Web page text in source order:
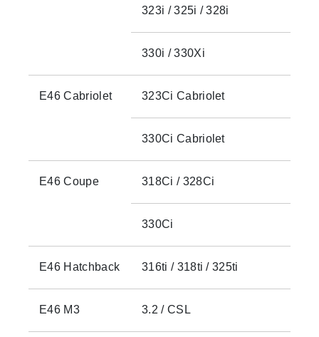
323i / 325i / 328i
330i / 330Xi
E46 Cabriolet 323Ci Cabriolet
330Ci Cabriolet
E46 Coupe 318Ci / 328Ci
330Ci
E46 Hatchback 316ti / 318ti / 325ti
E46 M3 3.2 / CSL